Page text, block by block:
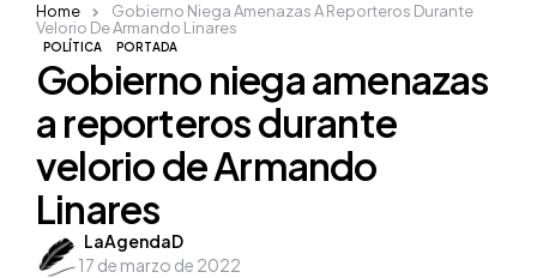
POLÍTICA PORTADA
Gobierno niega amenazas
a reporteros durante
velorio de Armando
Linares
Posted
by
LaAgendaD
17 de marzo de 2022
Home
Gobierno Niega Amenazas A Reporteros Durante
Velorio De Armando Linares